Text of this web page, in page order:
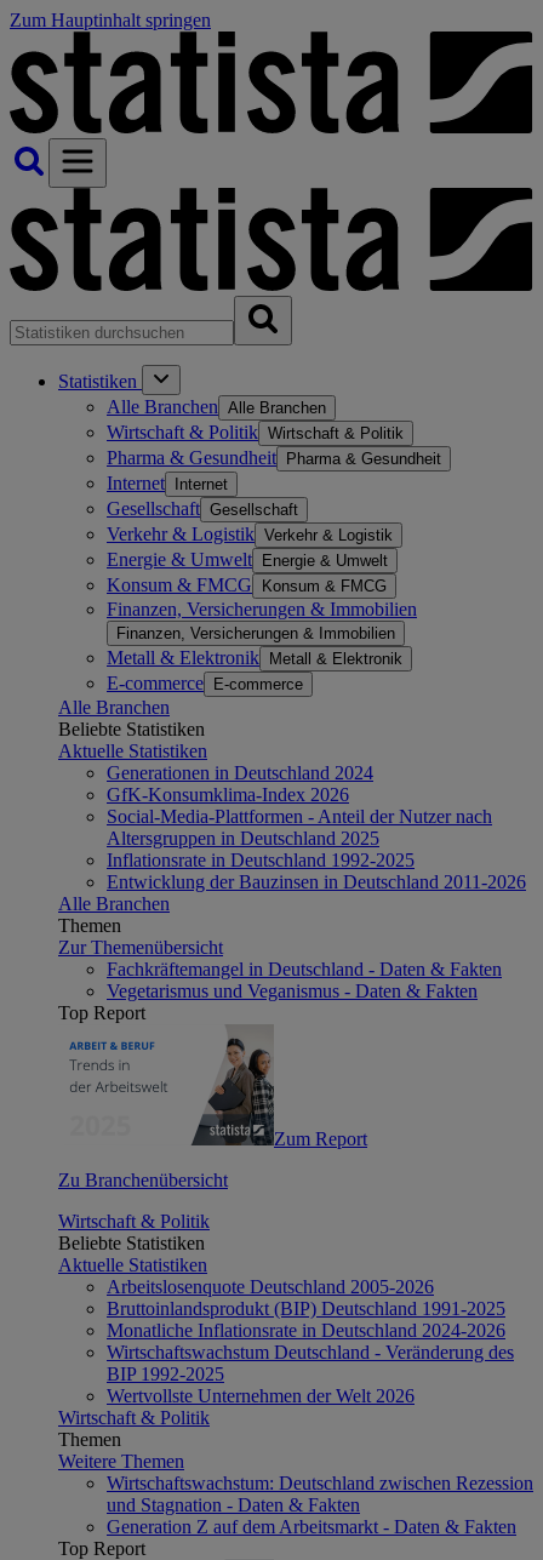
Zum Hauptinhalt springen
Statistiken
Alle Branchen Alle Branchen
Wirtschaft & Politik Wirtschaft & Politik
Pharma & Gesundheit Pharma & Gesundheit
Internet Internet
Gesellschaft Gesellschaft
Verkehr & Logistik Verkehr & Logistik
Energie & Umwelt Energie & Umwelt
Konsum & FMCG Konsum & FMCG
Finanzen, Versicherungen & Immobilien
Finanzen, Versicherungen & Immobilien
Metall & Elektronik Metall & Elektronik
E-commerce E-commerce
Alle Branchen
Beliebte Statistiken
Aktuelle Statistiken
Generationen in Deutschland 2024
GfK-Konsumklima-Index 2026
Social-Media-Plattformen - Anteil der Nutzer nach
Altersgruppen in Deutschland 2025
Inflationsrate in Deutschland 1992-2025
Entwicklung der Bauzinsen in Deutschland 2011-2026
Alle Branchen
Themen
Zur Themenübersicht
Fachkräftemangel in Deutschland - Daten & Fakten
Vegetarismus und Veganismus - Daten & Fakten
Top Report
Zum Report
Zu Branchenübersicht
Wirtschaft & Politik
Beliebte Statistiken
Aktuelle Statistiken
Arbeitslosenquote Deutschland 2005-2026
Bruttoinlandsprodukt (BIP) Deutschland 1991-2025
Monatliche Inflationsrate in Deutschland 2024-2026
Wirtschaftswachstum Deutschland - Veränderung des
BIP 1992-2025
Wertvollste Unternehmen der Welt 2026
Wirtschaft & Politik
Themen
Weitere Themen
Wirtschaftswachstum: Deutschland zwischen Rezession
und Stagnation - Daten & Fakten
Generation Z auf dem Arbeitsmarkt - Daten & Fakten
Top Report